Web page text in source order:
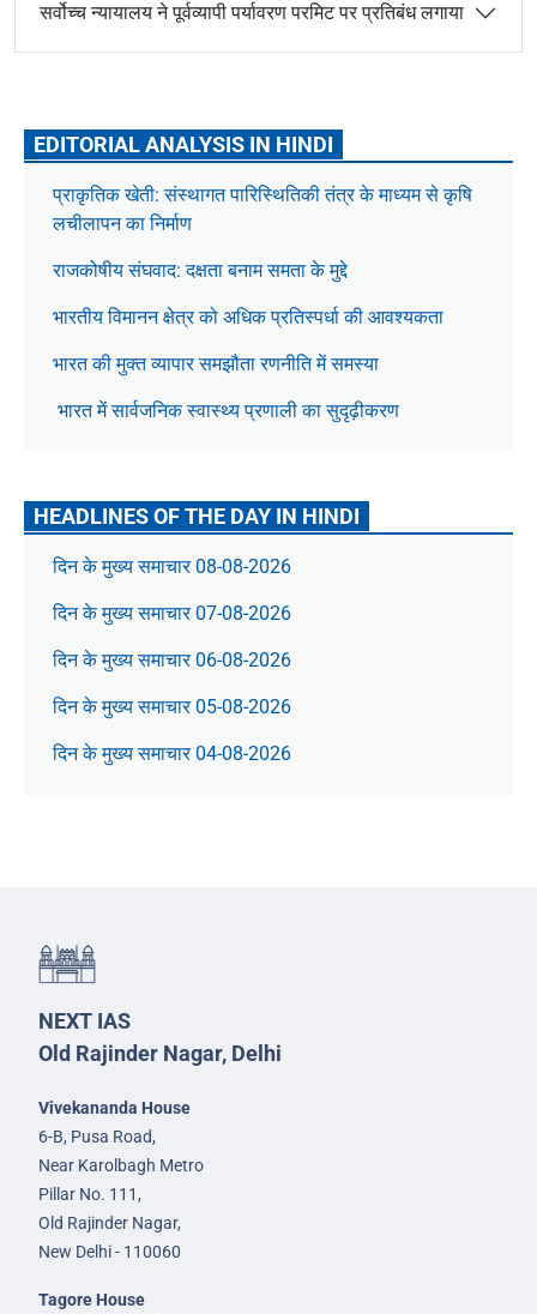
सर्वोच्च न्यायालय ने पूर्वव्यापी पर्यावरण परमिट पर प्रतिबंध लगाया
EDITORIAL ANALYSIS IN HINDI
प्राकृतिक खेती: संस्थागत पारिस्थितिकी तंत्र के माध्यम से कृषि
लचीलापन का निर्माण
राजकोषीय संघवाद: दक्षता बनाम समता के मुद्दे
भारतीय विमानन क्षेत्र को अधिक प्रतिस्पर्धा की आवश्यकता
भारत की मुक्त व्यापार समझौता रणनीति में समस्या
भारत में सार्वजनिक स्वास्थ्य प्रणाली का सुदृढ़ीकरण
HEADLINES OF THE DAY IN HINDI
दिन के मुख्य समाचार 08-08-2026
दिन के मुख्य समाचार 07-08-2026
दिन के मुख्य समाचार 06-08-2026
दिन के मुख्य समाचार 05-08-2026
दिन के मुख्य समाचार 04-08-2026
NEXT IAS
Old Rajinder Nagar, Delhi
Vivekananda House
6-B, Pusa Road,
Near Karolbagh Metro
Pillar No. 111,
Old Rajinder Nagar,
New Delhi - 110060
Tagore House